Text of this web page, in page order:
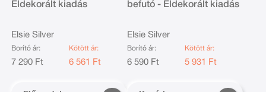
Éldekorált kiadás
Elsie Silver
Borító ár:
7 290 Ft
Kötött ár:
6 561 Ft
befutó - Éldekorált kiadás
Elsie Silver
Borító ár:
6 590 Ft
Kötött ár:
5 931 Ft